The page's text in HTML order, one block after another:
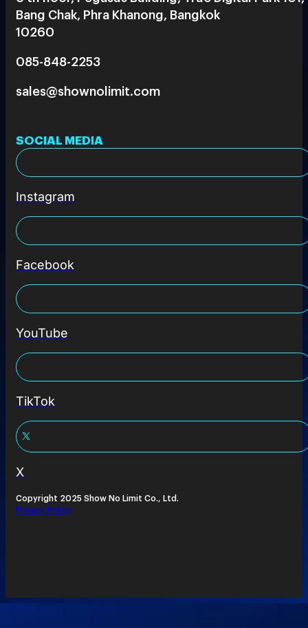
Bang Chak, Phra Khanong, Bangkok
10260
085-848-2253
sales@shownolimit.com
SOCIAL MEDIA
Instagram
Facebook
YouTube
TikTok
X
Copyright 2025 Show No Limit Co., Ltd.
Privacy Policy